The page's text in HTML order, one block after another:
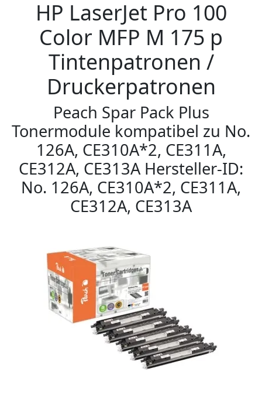
HP LaserJet Pro 100
Color MFP M 175 p
Tintenpatronen /
Druckerpatronen
Peach Spar Pack Plus
Tonermodule kompatibel zu No.
126A, CE310A*2, CE311A,
CE312A, CE313A Hersteller-ID:
No. 126A, CE310A*2, CE311A,
CE312A, CE313A